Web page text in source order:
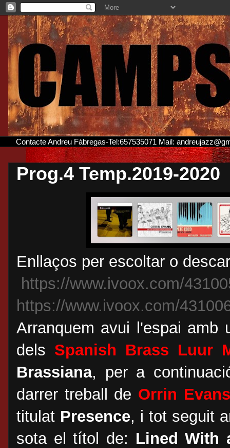
Contacte Andreu Fàbregas-Tel:657535071 Mail:
Prog.4 Temp.2019-2020
Enllaços per escoltar o
https://www.ivoox.com/
https://www.ivoox.com/
Arranquem avui l'espai amb
dels Spanish Brass Luur
Brassiana, per a
darrer treball de Orrin Evans
titulat Presence, i tot seguit
sota el títol de: Lined With